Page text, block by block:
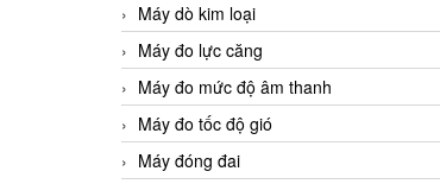
Máy dò kim loại
Máy đo lực căng
Máy đo mức độ âm thanh
Máy đo tốc độ gió
Máy đóng đai